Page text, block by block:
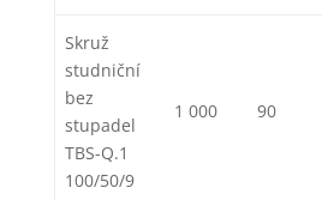
Skruž
studniční
bez
stupadel
TBS-Q.1
100/50/9
1 000 90